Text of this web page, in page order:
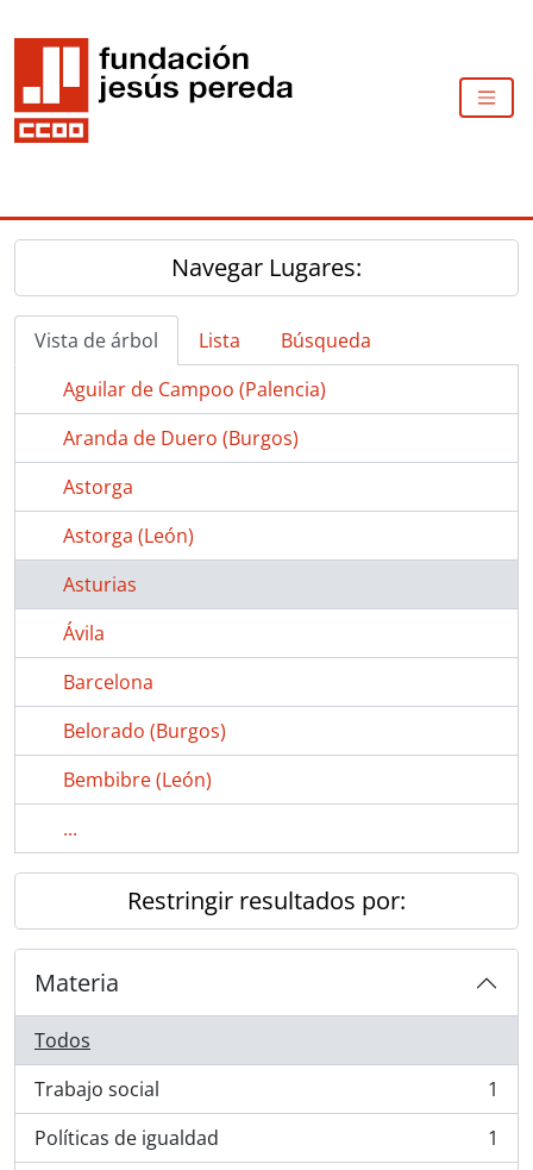
Navegar Lugares:
Vista de árbol Lista
Búsqueda
Aguilar de Campoo (Palencia)
Aranda de Duero (Burgos)
Astorga
Astorga (León)
Asturias
Ávila
Barcelona
Belorado (Burgos)
Bembibre (León)
...
Restringir resultados por:
Materia
Todos
Trabajo social
, 1 resultados
1
Políticas de igualdad
, 1 resultados
1